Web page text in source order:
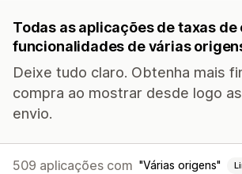
Todas as aplicações de taxas de
funcionalidades de várias
Deixe tudo claro. Obtenha mais
compra ao mostrar desde logo
envio.
509 aplicações com Várias origens